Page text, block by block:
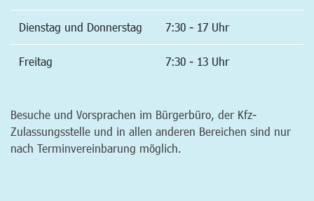
Dienstag und Donnerstag 7:30 - 17 Uhr
Freitag 7:30 - 13 Uhr
Besuche und Vorsprachen im Bürgerbüro, der Kfz-
Zulassungsstelle und in allen anderen Bereichen sind nur
nach Terminvereinbarung möglich.